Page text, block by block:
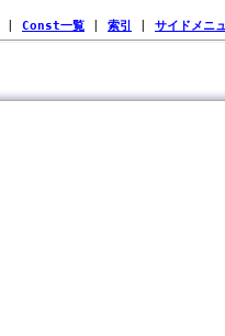
Const一覧 索引 サイドメニ